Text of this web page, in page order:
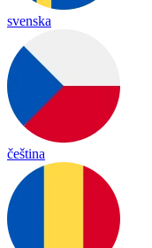
svenska
čeština